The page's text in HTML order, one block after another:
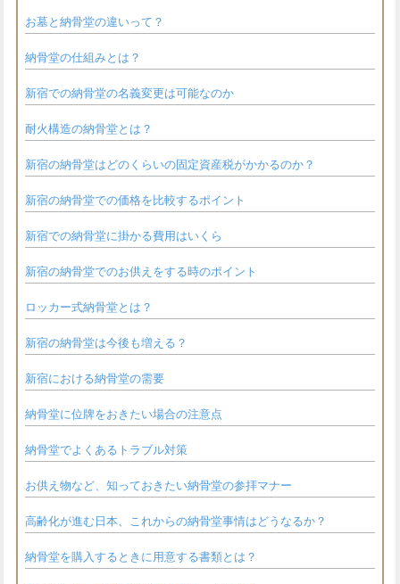
お墓と納骨堂の違いって？
納骨堂の仕組みとは？
新宿での納骨堂の名義変更は可能なのか
耐火構造の納骨堂とは？
新宿の納骨堂はどのくらいの固定資産税がかかるのか？
新宿の納骨堂での価格を比較するポイント
新宿での納骨堂に掛かる費用はいくら
新宿の納骨堂でのお供えをする時のポイント
ロッカー式納骨堂とは？
新宿の納骨堂は今後も増える？
新宿における納骨堂の需要
納骨堂に位牌をおきたい場合の注意点
納骨堂でよくあるトラブル対策
お供え物など、知っておきたい納骨堂の参拝マナー
高齢化が進む日本、これからの納骨堂事情はどうなるか？
納骨堂を購入するときに用意する書類とは？